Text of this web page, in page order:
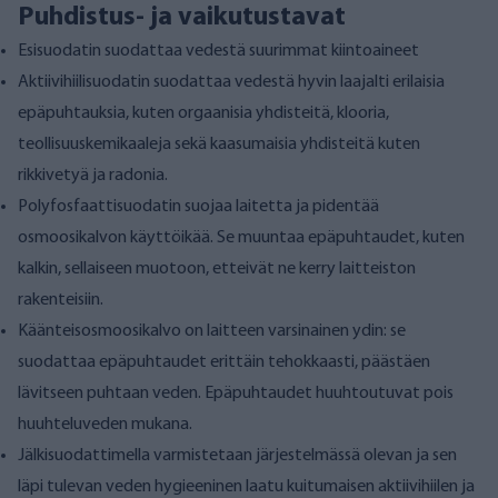
Puhdistus- ja vaikutustavat
Esisuodatin suodattaa vedestä suurimmat kiintoaineet
Aktiivihiilisuodatin suodattaa vedestä hyvin laajalti erilaisia
epäpuhtauksia, kuten orgaanisia yhdisteitä, klooria,
teollisuuskemikaaleja sekä kaasumaisia yhdisteitä kuten
rikkivetyä ja radonia.
Polyfosfaattisuodatin suojaa laitetta ja pidentää
osmoosikalvon käyttöikää. Se muuntaa epäpuhtaudet, kuten
kalkin, sellaiseen muotoon, etteivät ne kerry laitteiston
rakenteisiin.
Käänteisosmoosikalvo on laitteen varsinainen ydin: se
suodattaa epäpuhtaudet erittäin tehokkaasti, päästäen
lävitseen puhtaan veden. Epäpuhtaudet huuhtoutuvat pois
huuhteluveden mukana.
Jälkisuodattimella varmistetaan järjestelmässä olevan ja sen
läpi tulevan veden hygieeninen laatu kuitumaisen aktiivihiilen ja